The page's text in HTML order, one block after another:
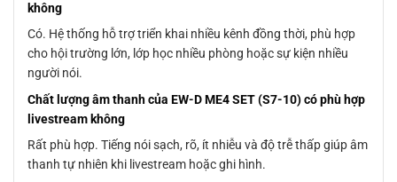
không
Có. Hệ thống hỗ trợ triển khai nhiều kênh đồng thời, phù hợp
cho hội trường lớn, lớp học nhiều phòng hoặc sự kiện nhiều
người nói.
Chất lượng âm thanh của EW-D ME4 SET (S7-10) có phù hợp
livestream không
Rất phù hợp. Tiếng nói sạch, rõ, ít nhiễu và độ trễ thấp giúp âm
thanh tự nhiên khi livestream hoặc ghi hình.